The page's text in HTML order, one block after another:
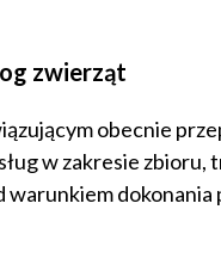
zwierząt
obecnie
w zakresie
warunkiem